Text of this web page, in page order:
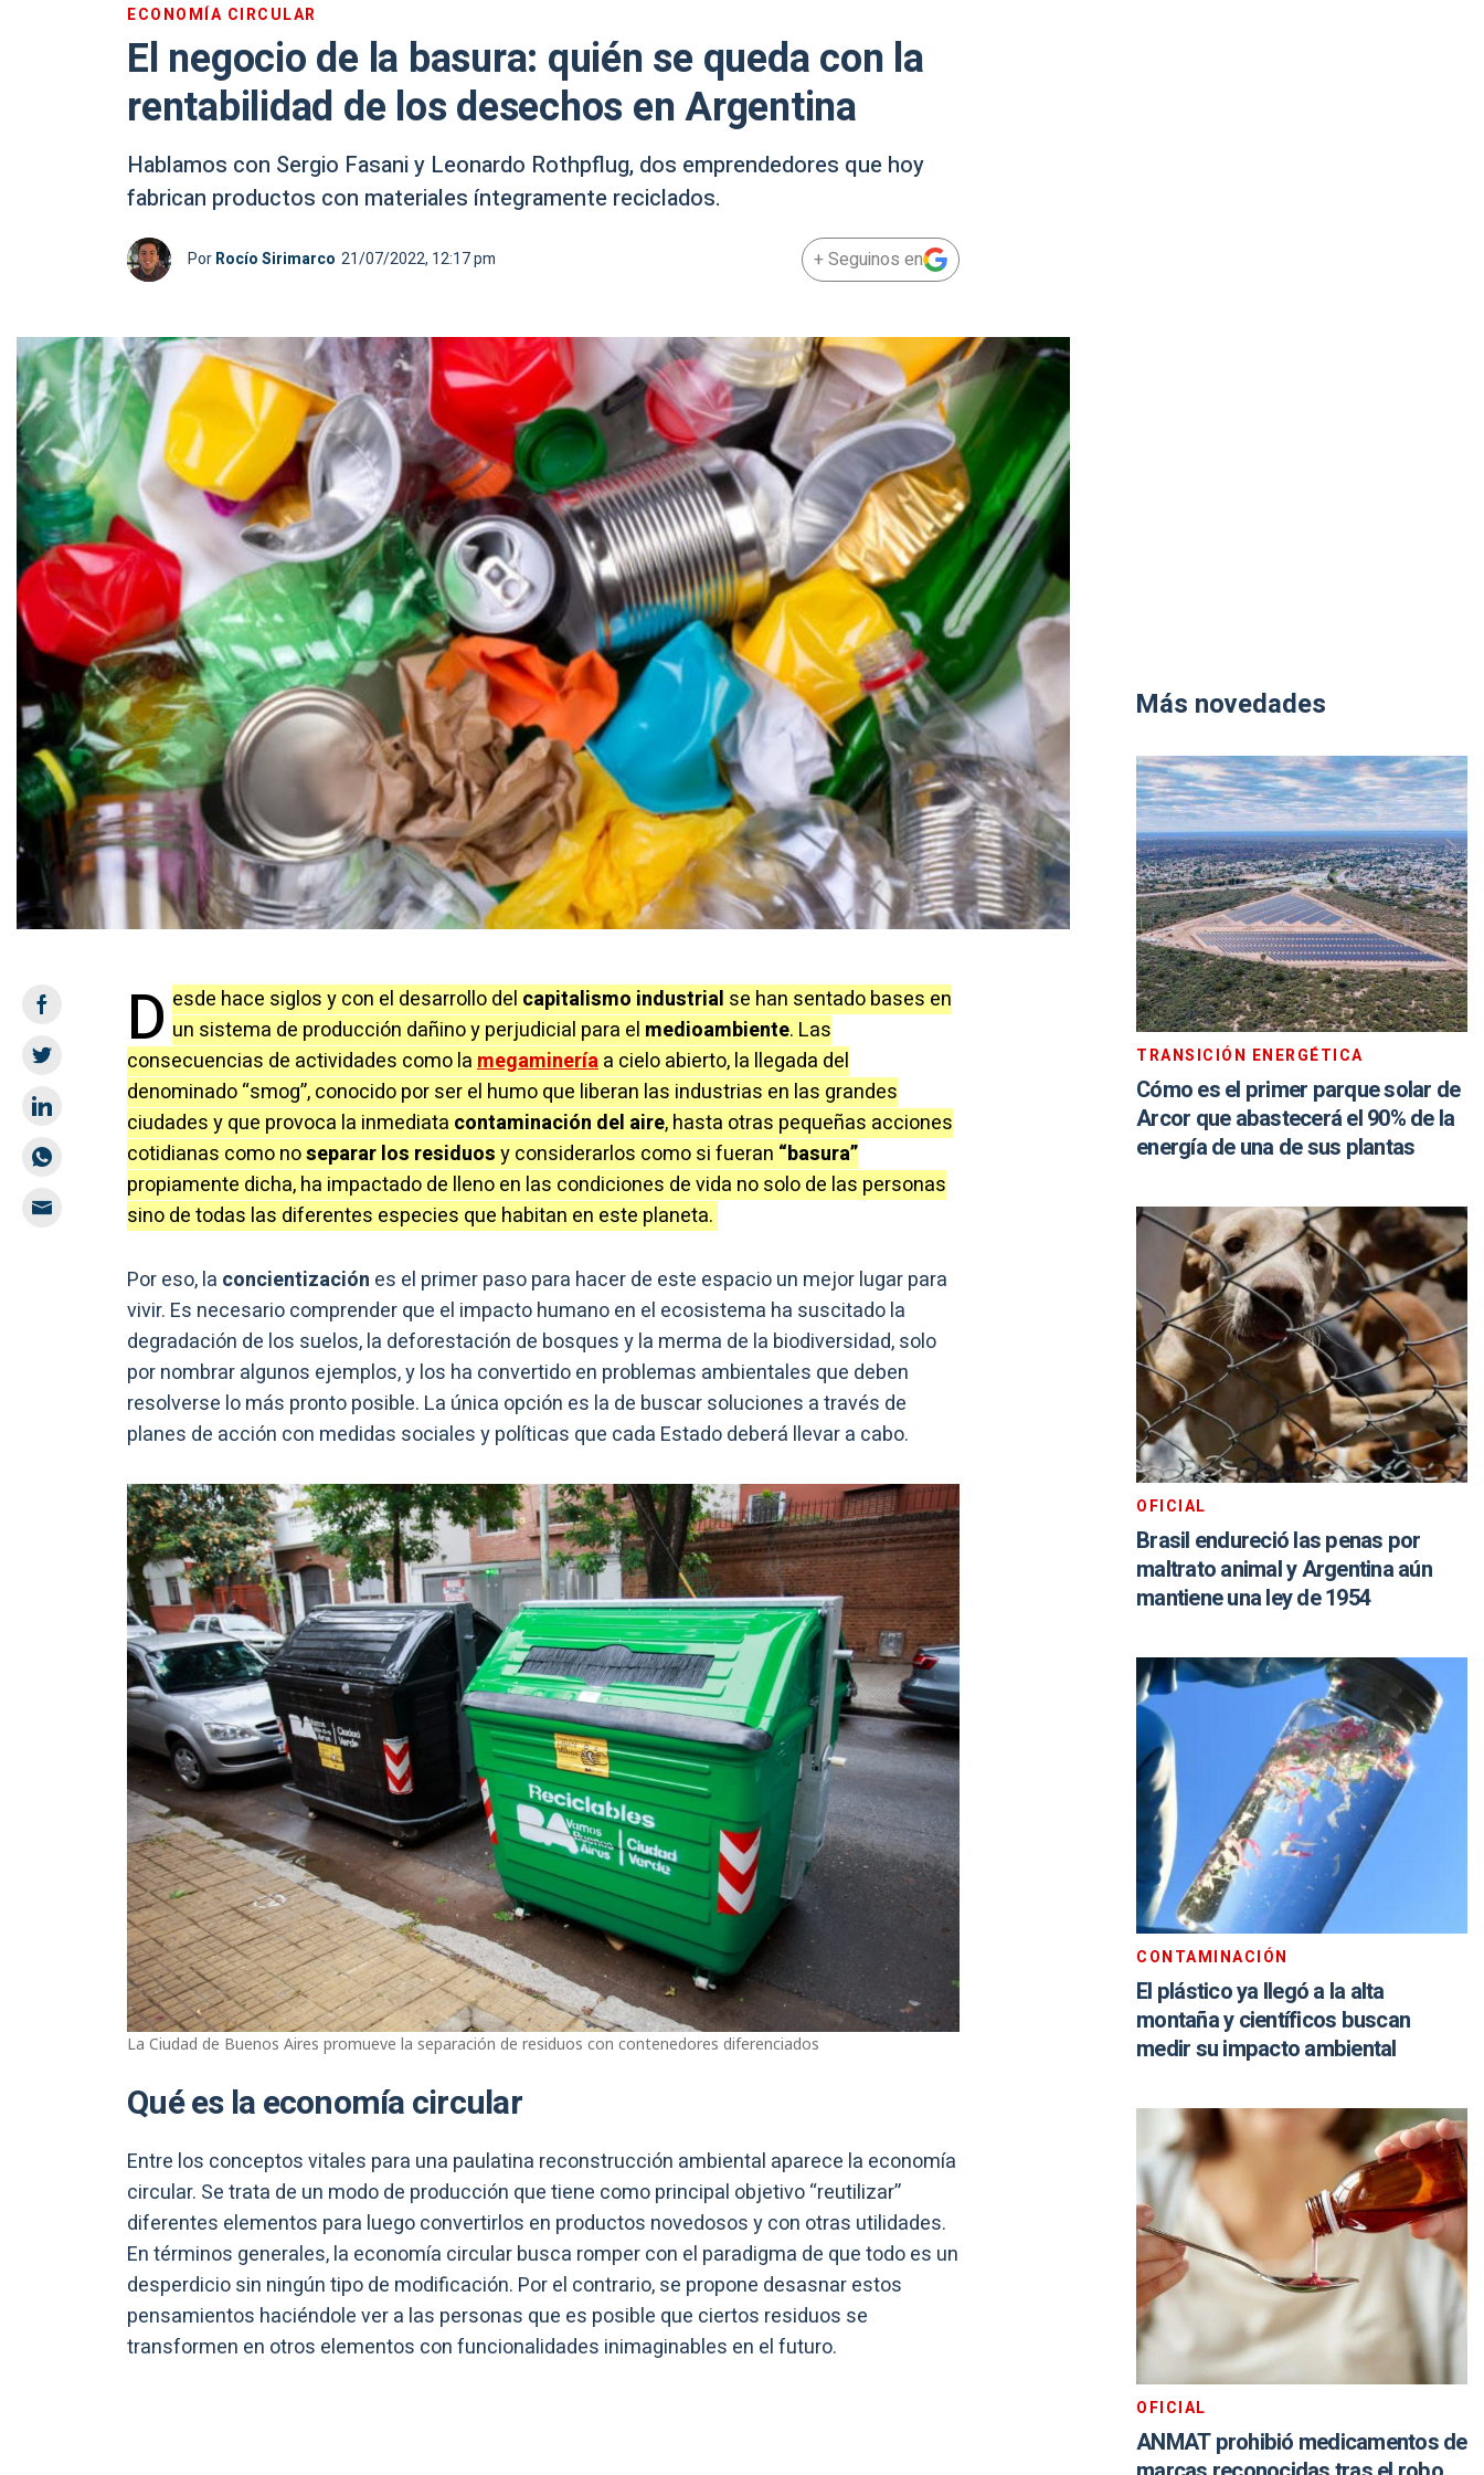
ECONOMÍA CIRCULAR
El negocio de la basura: quién se queda con la
rentabilidad de los desechos en Argentina
Hablamos con Sergio Fasani y Leonardo Rothpflug, dos emprendedores que hoy
fabrican productos con materiales íntegramente reciclados.
PorRocío Sirimarco 21/07/2022, 12:17 pm + Seguinos en
D esde hace siglos y con el desarrollo del capitalismo industrial se han sentado bases en
un sistema de producción dañino y perjudicial para el medioambiente. Las
consecuencias de actividades como lamegamineríaa cielo abierto, la llegada del
denominado “smog”, conocido por ser el humo que liberan las industrias en las grandes
ciudades y que provoca la inmediata contaminación del aire, hasta otras pequeñas acciones
cotidianas como noseparar los residuosy considerarlos como si fueran “basura”
propiamente dicha, ha impactado de lleno en las condiciones de vida no solo de las personas
sino de todas las diferentes especies que habitan en este planeta.
Por eso, la concientización es el primer paso para hacer de este espacio un mejor lugar para
vivir. Es necesario comprender que el impacto humano en el ecosistema ha suscitado la
degradación de los suelos, la deforestación de bosques y la merma de la biodiversidad, solo
por nombrar algunos ejemplos, y los ha convertido en problemas ambientales que deben
resolverse lo más pronto posible. La única opción es la de buscar soluciones a través de
planes de acción con medidas sociales y políticas que cada Estado deberá llevar a cabo.
La Ciudad de Buenos Aires promueve la separación de residuos con contenedores diferenciados
Qué es la economía circular
Entre los conceptos vitales para una paulatina reconstrucción ambiental aparece la economía
circular. Se trata de un modo de producción que tiene como principal objetivo “reutilizar”
diferentes elementos para luego convertirlos en productos novedosos y con otras utilidades.
En términos generales, la economía circular busca romper con el paradigma de que todo es un
desperdicio sin ningún tipo de modificación. Por el contrario, se propone desasnar estos
pensamientos haciéndole ver a las personas que es posible que ciertos residuos se
transformen en otros elementos con funcionalidades inimaginables en el futuro.
Más novedades
TRANSICIÓN ENERGÉTICA
Cómo es el primer parque solar de
Arcor que abastecerá el 90% de la
energía de una de sus plantas
OFICIAL
Brasil endureció las penas por
maltrato animal y Argentina aún
mantiene una ley de 1954
CONTAMINACIÓN
El plástico ya llegó a la alta
montaña y científicos buscan
medir su impacto ambiental
OFICIAL
ANMAT prohibió medicamentos de